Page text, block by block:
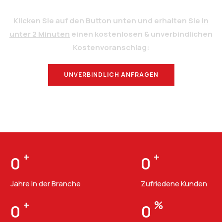
Klicken Sie auf den Button unten und erhalten Sie in
unter 2 Minuten einen kostenlosen & unverbindlichen
Kostenvoranschlag:
UNVERBINDLICH ANFRAGEN
0 +
Jahre in der Branche
0 +
Zufriedene Kunden
0 + 0 %